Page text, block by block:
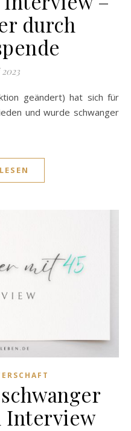
durch
und wurde schwanger
Interview